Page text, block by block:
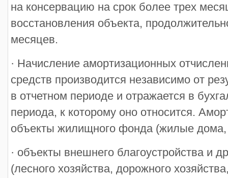
на консервацию на срок более трех
восстановления объекта,
месяцев.
· Начисление амортизационных
средств производится независимо от
в отчетном периоде и отражается в
периода, к которому оно относится.
объекты жилищного фонда (жилые
· объекты внешнего благоустройства и
(лесного хозяйства, дорожного